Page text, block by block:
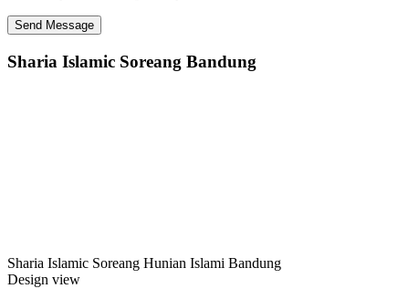
Sharia Islamic Soreang Bandung
Sharia Islamic Soreang Hunian Islami Bandung
Design view